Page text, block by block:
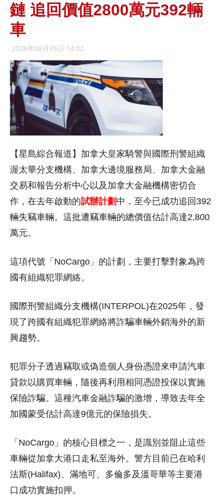
鏈 追回價值2800萬元392輛
車
2026年08月05日 14:02
【星島綜合報道】加拿大皇家騎警與國際刑警組織
渥太華分支機構、加拿大邊境服務局、加拿大金融
交易和報告分析中心以及加拿大金融機構密切合
作，在去年啟動的試辦計劃 中，至今已成功追回392
輛失竊車輛。這批遭竊車輛的總價值估計高達2,800
萬元。
這項代號「NoCargo」的計劃，主要打擊對象為跨
國有組織犯罪網絡。
國際刑警組織分支機構(INTERPOL)在2025年，發
現了跨國有組織犯罪網絡將詐騙車輛外銷海外的新
興趨勢。
犯罪分子透過竊取或偽造個人身份憑證來申請汽車
貸款以購買車輛，隨後再利用相同憑證投保以實施
保險詐騙。這種汽車金融詐騙的激增，導致去年全
加國蒙受估計高達9億元的保險損失。
「NoCargo」的核心目標之一，是識別並阻止這些
車輛從加拿大港口走私至海外。警方目前已在哈利
法斯(Halifax)、滿地可、多倫多及溫哥華等主要港
口成功實施扣押。